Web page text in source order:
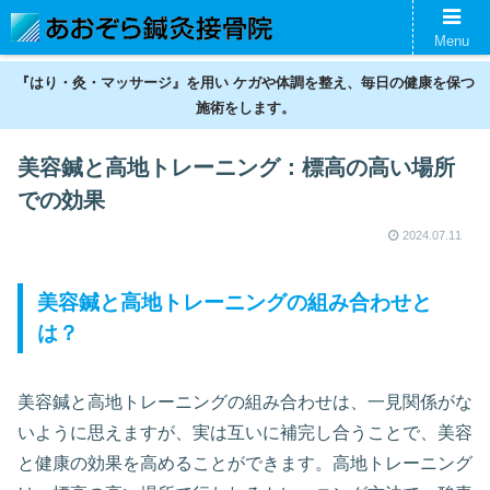
名古屋の鍼灸接骨院。神経痛、スポーツ傷害、美容鍼、ギックリ腰などの不調
を整えます。
『はり・灸・マッサージ』を用い ケガや体調を整え、毎日の健康を保つ
施術をします。
美容鍼と高地トレーニング：標高の高い場所
での効果
2024.07.11
美容鍼と高地トレーニングの組み合わせと
は？
美容鍼と高地トレーニングの組み合わせは、一見関係がな
いように思えますが、実は互いに補完し合うことで、美容
と健康の効果を高めることができます。高地トレーニング
Menu